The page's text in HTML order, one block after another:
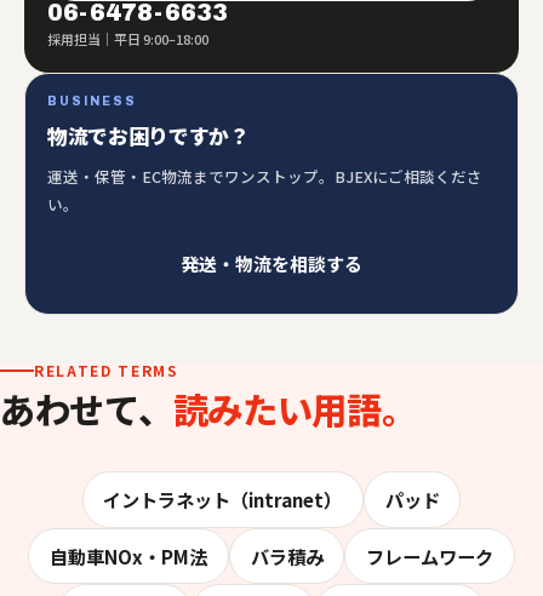
06-6478-6633
採用担当｜平日 9:00–18:00
BUSINESS
物流でお困りですか？
運送・保管・EC物流までワンストップ。BJEXにご相談くださ
い。
発送・物流を相談する
RELATED TERMS
あわせて、 読みたい用語。
イントラネット（intranet） パッド
自動車NOx・PM法 バラ積み フレームワーク